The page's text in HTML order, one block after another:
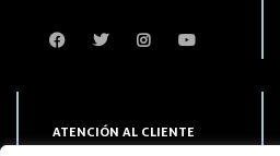
ATENCIÓN AL CLIENTE